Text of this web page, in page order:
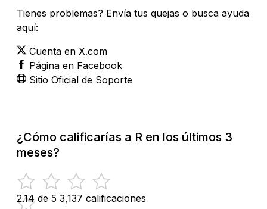
Tienes problemas? Envía tus quejas o busca ayuda
aquí:
Cuenta en X.com
Página en Facebook
Sitio Oficial de Soporte
¿Cómo calificarías a R en los últimos 3
meses?
2.14 de 5 3,137 calificaciones